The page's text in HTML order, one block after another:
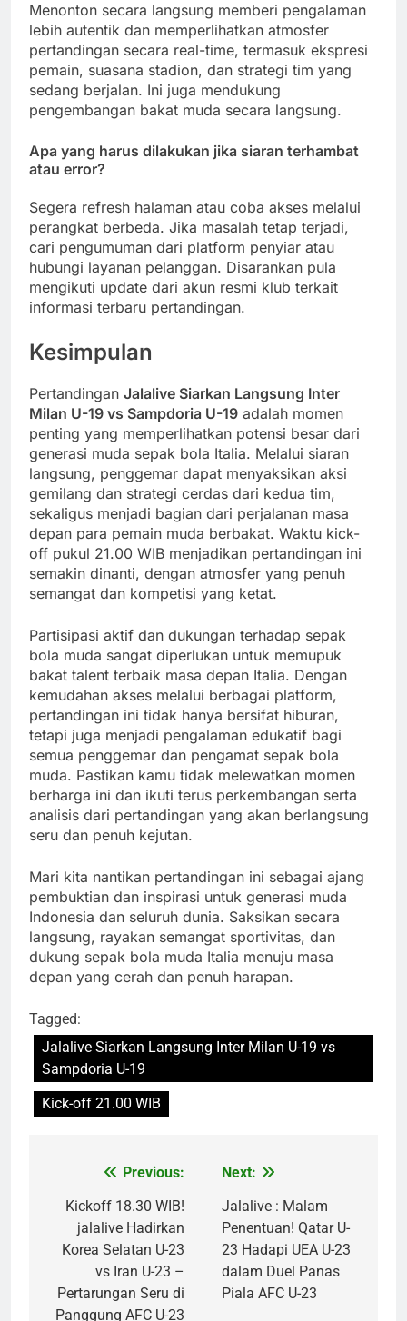
Menonton secara langsung memberi pengalaman
lebih autentik dan memperlihatkan atmosfer
pertandingan secara real-time, termasuk ekspresi
pemain, suasana stadion, dan strategi tim yang
sedang berjalan. Ini juga mendukung
pengembangan bakat muda secara langsung.
Apa yang harus dilakukan jika siaran terhambat
atau error?
Segera refresh halaman atau coba akses melalui
perangkat berbeda. Jika masalah tetap terjadi,
cari pengumuman dari platform penyiar atau
hubungi layanan pelanggan. Disarankan pula
mengikuti update dari akun resmi klub terkait
informasi terbaru pertandingan.
Kesimpulan
Pertandingan Jalalive Siarkan Langsung Inter
Milan U-19 vs Sampdoria U-19 adalah momen
penting yang memperlihatkan potensi besar dari
generasi muda sepak bola Italia. Melalui siaran
langsung, penggemar dapat menyaksikan aksi
gemilang dan strategi cerdas dari kedua tim,
sekaligus menjadi bagian dari perjalanan masa
depan para pemain muda berbakat. Waktu kick-
off pukul 21.00 WIB menjadikan pertandingan ini
semakin dinanti, dengan atmosfer yang penuh
semangat dan kompetisi yang ketat.
Partisipasi aktif dan dukungan terhadap sepak
bola muda sangat diperlukan untuk memupuk
bakat talent terbaik masa depan Italia. Dengan
kemudahan akses melalui berbagai platform,
pertandingan ini tidak hanya bersifat hiburan,
tetapi juga menjadi pengalaman edukatif bagi
semua penggemar dan pengamat sepak bola
muda. Pastikan kamu tidak melewatkan momen
berharga ini dan ikuti terus perkembangan serta
analisis dari pertandingan yang akan berlangsung
seru dan penuh kejutan.
Mari kita nantikan pertandingan ini sebagai ajang
pembuktian dan inspirasi untuk generasi muda
Indonesia dan seluruh dunia. Saksikan secara
langsung, rayakan semangat sportivitas, dan
dukung sepak bola muda Italia menuju masa
depan yang cerah dan penuh harapan.
Tagged:
Jalalive Siarkan Langsung Inter Milan U-19 vs
Sampdoria U-19
Kick-off 21.00 WIB
navigation
Previous:
Kickoff 18.30 WIB!
jalalive Hadirkan
Korea Selatan U-23
vs Iran U-23 –
Pertarungan Seru di
Panggung AFC U-23
Next:
Jalalive : Malam
Penentuan! Qatar U-
23 Hadapi UEA U-23
dalam Duel Panas
Piala AFC U-23